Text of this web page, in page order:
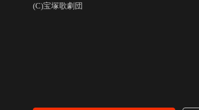
(C)宝塚歌劇団